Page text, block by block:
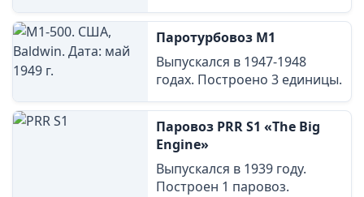
Паротурбовоз M1
Выпускался в 1947-1948
годах. Построено 3 единицы.
Паровоз PRR S1 «The Big
Engine»
Выпускался в 1939 году.
Построен 1 паровоз.